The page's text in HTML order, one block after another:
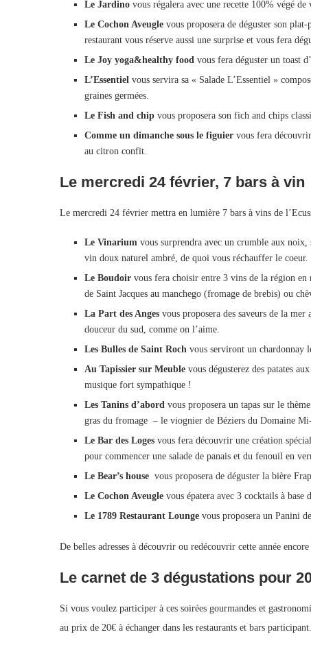
Le Jardino vous régalera avec une recette 100% végé
Le Cochon Aveugle vous proposera de déguster son
restaurant vous réserve aussi une surprise et vous fera
Le Joy yoga&healthy food vous fera déguster un toast
L’Essentiel vous servira sa « Salade L’Essentiel »
graines germées.
Le Fish and chip vous proposera son fich and chips
Comme un dimanche sous le figuier vous fera
au citron confit.
Le mercredi 24 février, 7 bars à vin
Le mercredi 24 février mettra en lumière 7 bars à vins de
Le Vinarium vous surprendra avec un crumble aux noix,
vin doux naturel ambré, de quoi vous réchauffer le coeur.
Le Boudoir vous fera choisir entre 3 vins de la région en
de Saint Jacques au manchego (fromage de brebis) ou
La Part des Anges vous proposera des saveurs de la
douceur du sud, comme on l’aime.
Les Bulles de Saint Roch vous serviront un chardonnay
Au Tapissier sur Meuble vous dégusterez des patates
musique fort sympathique !
Les Tanins d’abord vous proposera un tapas sur le
gras du fromage – le viognier de Béziers du Domaine
Le Bar des Loges vous fera découvrir une création
pour commencer une salade de panais et du fenouil en
Le Bear’s house vous proposera de déguster la bière
Le Cochon Aveugle vous épatera avec 3 cocktails à
Le 1789 Restaurant Lounge vous proposera un Panini
De belles adresses à découvrir ou redécouvrir cette année encore
Le carnet de 3 dégustations pour
Si vous voulez participer à ces soirées gourmandes et
au prix de 20€ à échanger dans les restaurants et bars participant.